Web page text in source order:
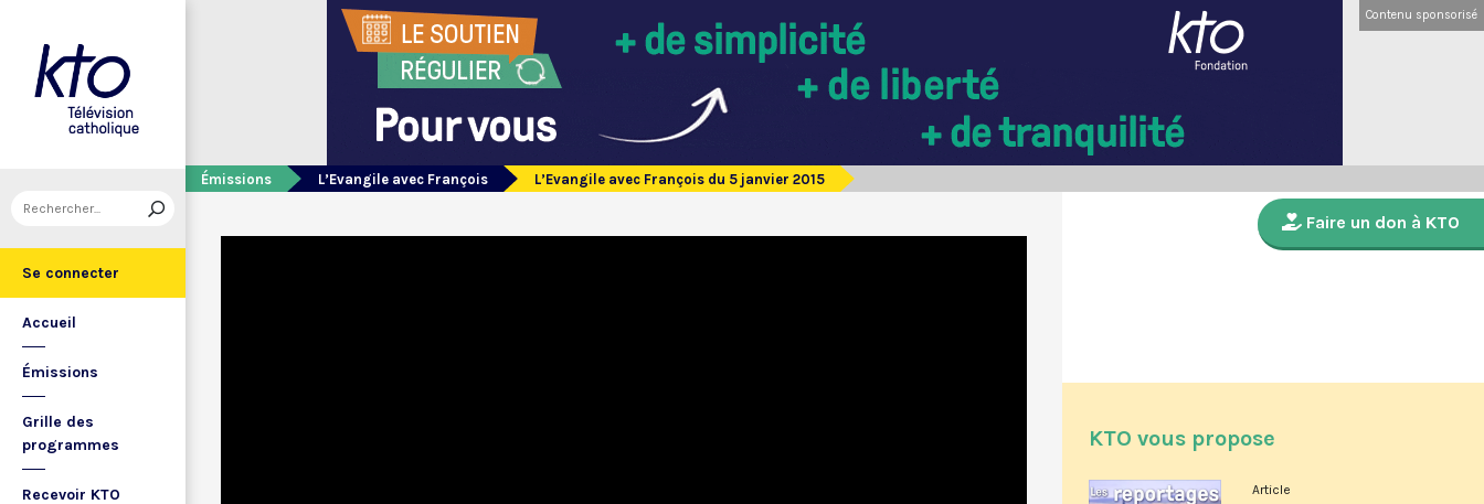
Se connecter
Accueil
Émissions
Grille des
programmes
Recevoir KTO
Contenu sponsorisé
Émissions L’Evangile avec François L’Evangile avec François du 5 janvier 2015
Faire un don à KTO
KTO vous propose
Article